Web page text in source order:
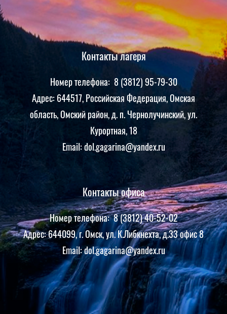
Контакты лагеря
Номер телефона: 8 (3812) 95-79-30
Адрес: 644517, Российская Федерация, Омская
область, Омский район, д. п. Чернолучинский, ул.
Курортная, 18
Email: dol.gagarina@yandex.ru
Контакты офиса
Номер телефона: 8 (3812) 40-52-02
Адрес: 644099, г. Омск, ул. К.Либкнехта, д.33 офис 8
Email: dol.gagarina@yandex.ru